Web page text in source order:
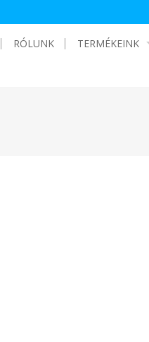
RÓLUNK TERMÉKEINK